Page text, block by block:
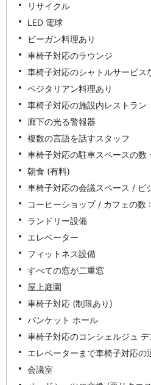
リサイクル
LED 電球
ビーガン料理あり
車椅子対応のラウンジ
車椅子対応のシャトルサービス
ベジタリアン料理あり
車椅子対応の施設内レストラン
廊下の光る警報器
複数の言語を話すスタッフ
車椅子対応の駐車スペースの数
朝食 (有料)
車椅子対応の会議スペース / ビ
コーヒーショップ / カフェの数
ランドリー設備
エレベーター
フィットネス設備
すべての窓が二重窓
屋上庭園
車椅子対応 (制限あり)
バンケット ホール
車椅子対応のコンシェルジュ デ
エレベーターまで車椅子対応の
会議室